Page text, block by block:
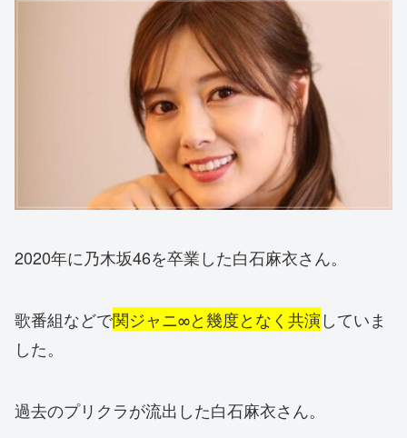
2020年に乃木坂46を卒業した白石麻衣さん。
歌番組などで関ジャニ∞と幾度となく共演していま
した。
過去のプリクラが流出した白石麻衣さん。